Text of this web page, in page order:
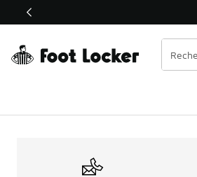
Ce lien s’ouvrira dans une nouvelle